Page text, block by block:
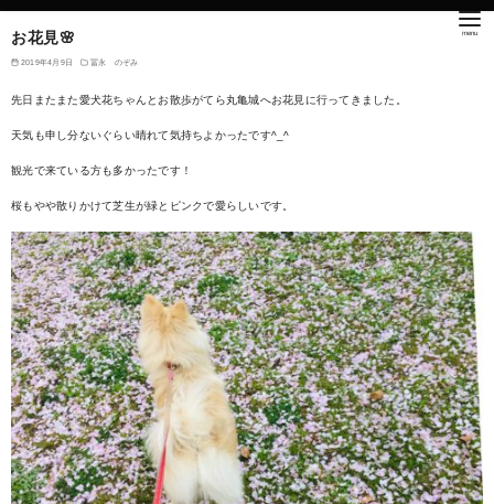
お花見🌸
2019年4月9日 冨永 のぞみ
先日またまた愛犬花ちゃんとお散歩がてら丸亀城へお花見に行ってきました。
天気も申し分ないぐらい晴れて気持ちよかったです^_^
観光で来ている方も多かったです！
桜もやや散りかけて芝生が緑とピンクで愛らしいです。